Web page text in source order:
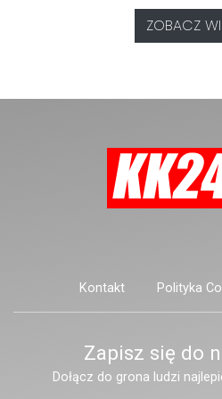
pasażerów.
poszukują
posiadać
ZOBACZ
Kontakt Polityka
Zapisz się do
Dołącz do grona ludzi